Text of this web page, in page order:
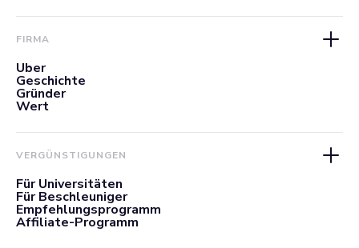
FIRMA
Über
Geschichte
Gründer
Wert
VERGÜNSTIGUNGEN
Für Universitäten
Für Beschleuniger
Empfehlungsprogramm
Affiliate-Programm